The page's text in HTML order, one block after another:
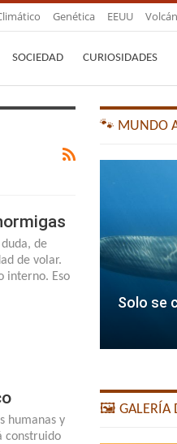
Genética EEUU Volcán
SOCIEDAD CURIOSIDADES
de
de volar.
interno. Eso
humanas y
construido
🐾 MUNDO
Solo se
🖼️ GALERÍA